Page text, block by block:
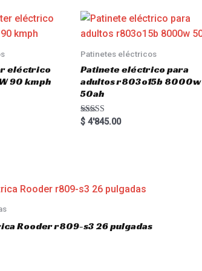
eléctrico
90 kmph
Patinetes eléctricos
Patinete eléctrico para
adultos r803o15b 8000w
50ah
Rated
5.00
$ 4'845.00
Rooder r809-s3 26 pulgadas